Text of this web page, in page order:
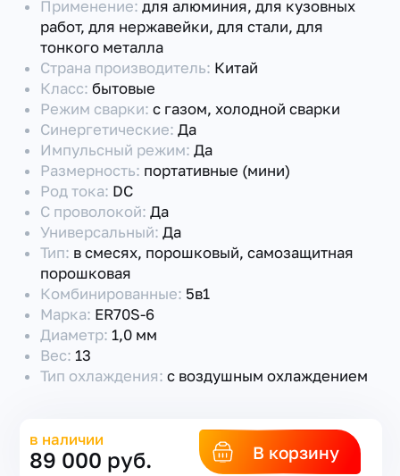
Применение:для алюминия, для кузовных
работ, для нержавейки, для стали, для
тонкого металла
Страна производитель: Китай
Класс:бытовые
Режим сварки:с газом, холодной сварки
Синергетические:Да
Импульсный режим:Да
Размерность: портативные (мини)
Род тока: DC
С проволокой:Да
Универсальный:Да
Тип: в смесях, порошковый, самозащитная
порошковая
Комбинированные: 5в1
Марка: ER70S-6
Диаметр: 1,0 мм
Вес: 13
Тип охлаждения:с воздушным охлаждением
в наличии
89 000 руб. В корзину